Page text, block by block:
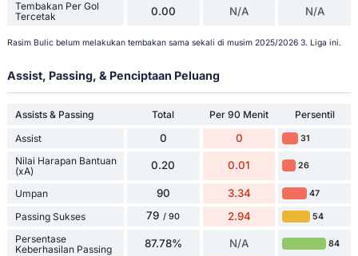
Tembakan Per Gol
Tercetak
0.00 N/A N/A
Rasim Bulic belum melakukan tembakan sama sekali di musim 2025/2026 3. Liga ini.
Assist, Passing, & Penciptaan Peluang
Assists & Passing Total Per 90 Menit
Persentil
Assist
0 0 31
Nilai Harapan Bantuan
(xA)
0.20 0.01 26
Umpan 90 3.34 47
Passing Sukses 79 / 90 2.94 54
Persentase
Keberhasilan Passing
87.78% N/A 84